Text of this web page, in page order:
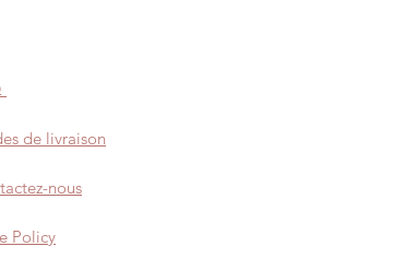
de livraison
nous
Policy